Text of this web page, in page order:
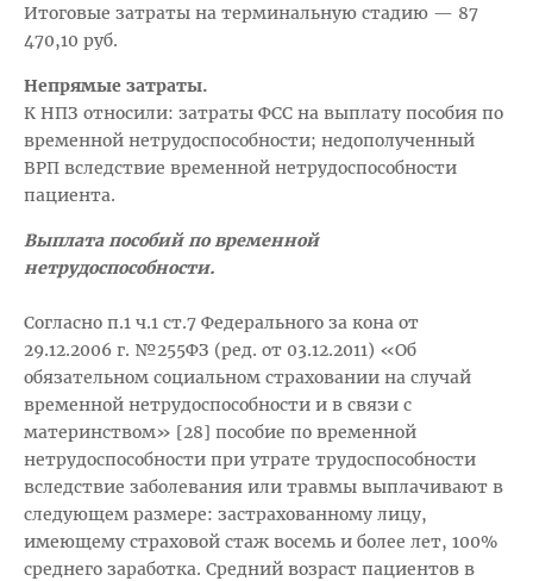
Итоговые затраты на терминальную стадию — 87
470,10 руб.
Непрямые затраты.
К НПЗ относили: затраты ФСС на выплату пособия по
временной нетрудоспособности; недополученный
ВРП вследствие временной нетрудоспособности
пациента.
Выплата пособий по временной
нетрудоспособности.
Согласно п.1 ч.1 ст.7 Федерального за кона от
29.12.2006 г. №255ФЗ (ред. от 03.12.2011) «Об
обязательном социальном страховании на случай
временной нетрудоспособности и в связи с
материнством» [28] пособие по временной
нетрудоспособности при утрате трудоспособности
вследствие заболевания или травмы выплачивают в
следующем размере: застрахованному лицу,
имеющему страховой стаж восемь и более лет, 100%
среднего заработка. Средний возраст пациентов в